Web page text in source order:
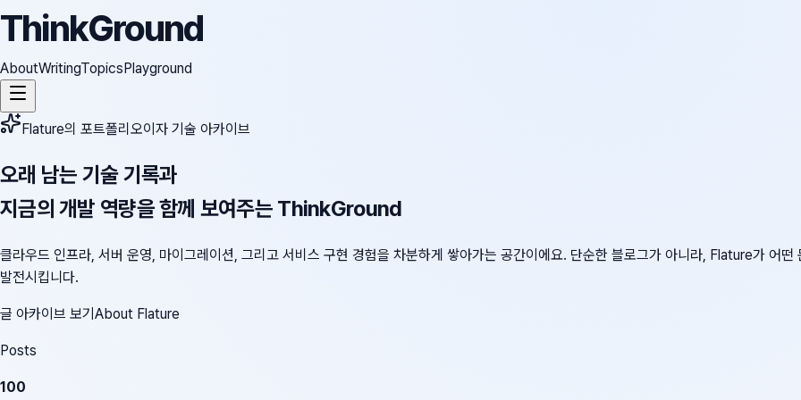
ThinkGround
AboutWritingTopicsPlayground
Flature의 포트폴리오이자 기술 아카이브
오래 남는 기술 기록과
지금의 개발 역량을 함께 보여주는 ThinkGround
클라우드 인프라, 서버 운영, 마이그레이션, 그리고 서비스 구현 경험을 차분하게 쌓아가는 공간이에요. 단순한 블로그가 아니라, Flature가 어
발전시킵니다.
글 아카이브 보기About Flature
Posts
100